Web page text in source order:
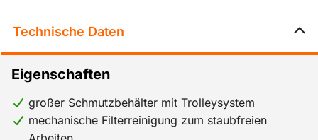
Technische Daten
Eigenschaften
großer Schmutzbehälter mit Trolleysystem
mechanische Filterreinigung zum staubfreien